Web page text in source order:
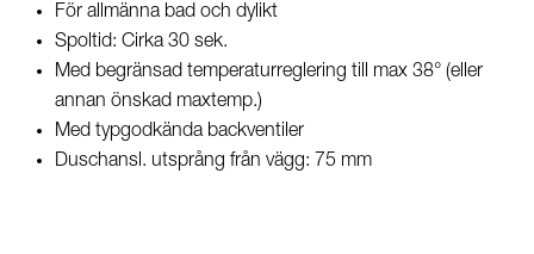
För allmänna bad och dylikt
Spoltid: Cirka 30 sek.
Med begränsad temperaturreglering till max 38° (eller
annan önskad maxtemp.)
Med typgodkända backventiler
Duschansl. utsprång från vägg: 75 mm